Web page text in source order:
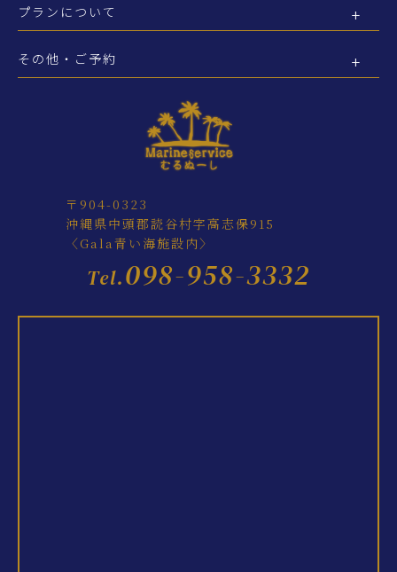
プランについて
その他・ご予約
〒904-0323
沖縄県中頭郡読谷村字高志保915
〈Gala青い海施設内〉
Tel.098-958-3332